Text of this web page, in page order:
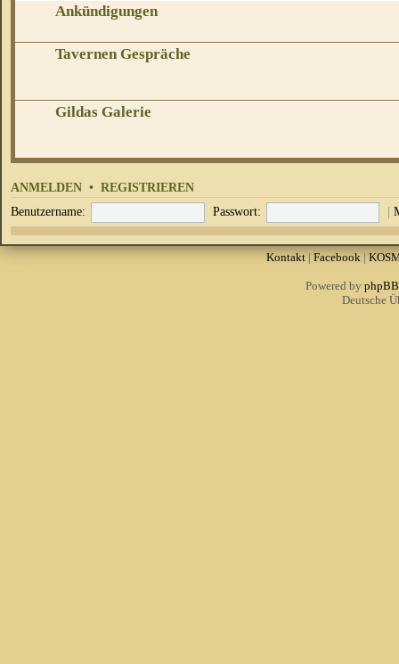
Ankündigungen
Tavernen Gespräche
Gildas Galerie
ANMELDEN • REGISTRIEREN
Benutzername: Passwort: |
Kontakt| Facebook|
Powered by phpBB
Deutsche